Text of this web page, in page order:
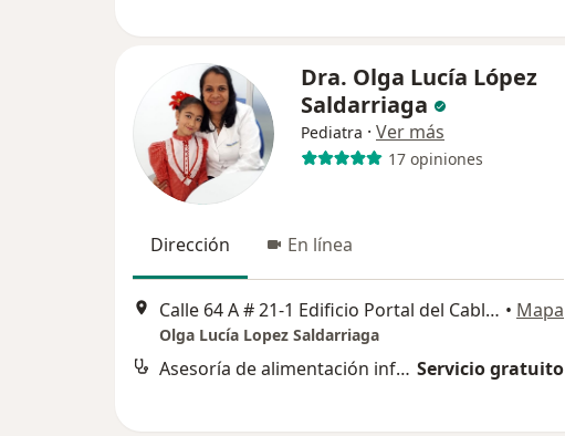
Dra. Olga Lucía López
Saldarriaga
Pediatra · Ver más
17 opiniones
Dirección En línea
Calle 64 A # 21-1 Edificio Portal del Cable Consultorio 1201 Piso 12, Manizales • Mapa
Olga Lucía Lopez Saldarriaga
Asesoría de alimentación infantil Servicio gratuito